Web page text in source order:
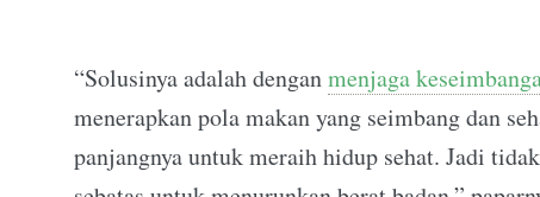
“Solusinya adalah denganmenjaga
menerapkan pola makan yang seimbang dan
panjangnya untuk meraih hidup sehat. Jadi